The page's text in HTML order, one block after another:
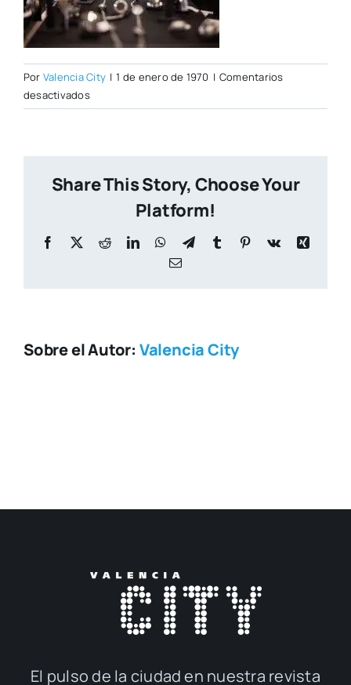
Por Valencia City | 1 de enero de 1970 | Comentarios
desactivadosen
Aruba2.jpg
Share This Story, Choose Your
Platform!
Facebook
X RedditLinkedInWhatsApp
TelegramTumblr Pinterest
Vk
Xing
Correo
Sobre el Autor: Valencia City
El pul­so de la ciu­dad en nues­tra revis­ta